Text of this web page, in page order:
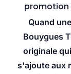
promotion
Quand
Bouygues
originale
s'ajoute aux